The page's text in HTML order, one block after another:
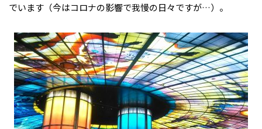
でいます（今はコロナの影響で我慢の日々ですが…）。